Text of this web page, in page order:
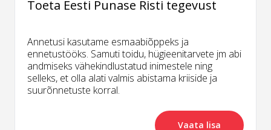
Toeta Eesti Punase Risti tegevust
Annetusi kasutame esmaabiõppeks ja
ennetustööks. Samuti toidu, hügieenitarvete jm abi
andmiseks vähekindlustatud inimestele ning
selleks, et olla alati valmis abistama kriiside ja
suurõnnetuste korral.
Vaata lisa